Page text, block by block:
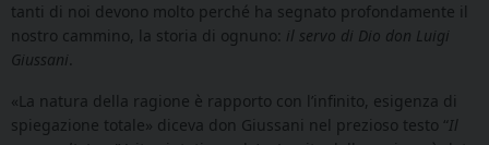
tanti di noi devono molto perché ha segnato profondamente il
nostro cammino, la storia di ognuno: il servo di Dio don Luigi
Giussani
«La natura della ragione è rapporto con l’infinito, esigenza di
spiegazione totale» diceva don Giussani nel prezioso testo “Il